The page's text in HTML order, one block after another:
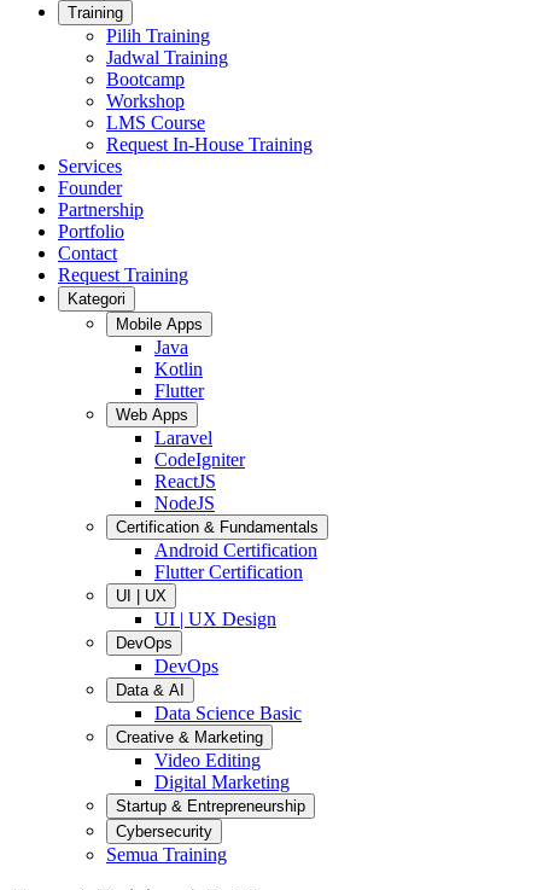
Training
Pilih Training
Jadwal Training
Bootcamp
Workshop
LMS Course
Request In-House Training
Services
Founder
Partnership
Portfolio
Contact
Request Training
Kategori
Mobile Apps
Java
Kotlin
Flutter
Web Apps
Laravel
CodeIgniter
ReactJS
NodeJS
Certification & Fundamentals
Android Certification
Flutter Certification
UI | UX
UI | UX Design
DevOps
DevOps
Data & AI
Data Science Basic
Creative & Marketing
Video Editing
Digital Marketing
Startup & Entrepreneurship
Cybersecurity
Semua Training